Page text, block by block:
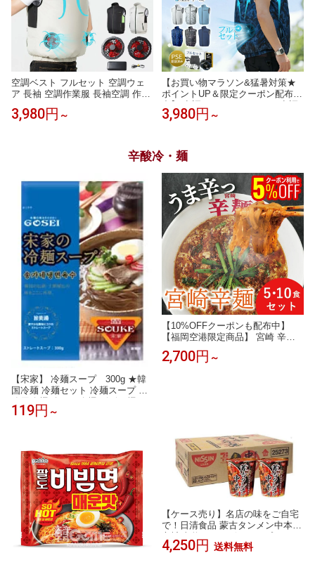
空調ベスト フルセット 空調ウェ
ア 長袖 空調作業服 長袖空調 作業
バッテリー付き ファンベスト 空
3,980円 ～
【お買い物マラソン&猛暑対策★
ポイントUP＆限定クーポン配布
ウェア 20000mAh大容量 34Vバッ
ット 空調扇風服 ファン付きUPF5
0+ 通気 速乾 夏 空調 服 ファンバ
ッテリー
3,980円 ～
辛酸冷・麺
【宋家】 冷麺スープ 300g ★韓
国冷麺 冷麺セット 冷麺スープ 業
務用冷麺 冷やし冷麺 ビビン麺 れ
いめん 宋家の冷麺 宋家冷麺 宋家
119円 ～
【10%OFFクーポンも配布中】
【福岡空港限定商品】 宮崎 辛麺
取り寄せ（ 1人前×5食/10食セッ
ト） カラメン からめん ラーメン
2,700円 ～
【ケース売り】名店の味をご自宅
で！日清食品 蒙古タンメン中本
辛旨味噌122g×12個 カップラーメ
ン 日清食品 送料無料
4,250円 送料無料